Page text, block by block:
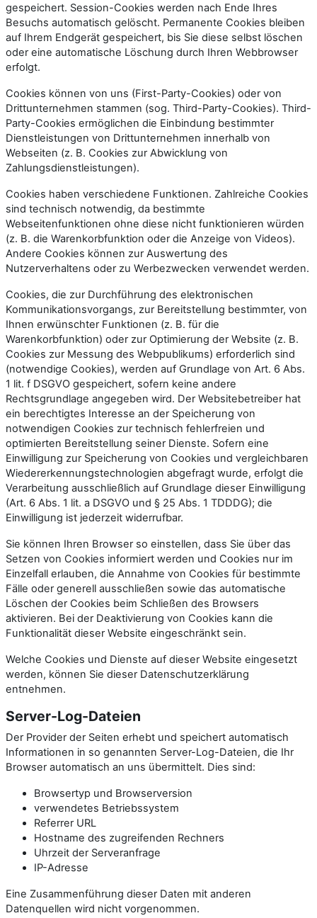
gespeichert. Session-Cookies werden nach Ende Ihres
Besuchs automatisch gelöscht. Permanente Cookies bleiben
auf Ihrem Endgerät gespeichert, bis Sie diese selbst löschen
oder eine automatische Löschung durch Ihren Webbrowser
erfolgt.
Cookies können von uns (First-Party-Cookies) oder von
Drittunternehmen stammen (sog. Third-Party-Cookies). Third-
Party-Cookies ermöglichen die Einbindung bestimmter
Dienstleistungen von Drittunternehmen innerhalb von
Webseiten (z. B. Cookies zur Abwicklung von
Zahlungsdienstleistungen).
Cookies haben verschiedene Funktionen. Zahlreiche Cookies
sind technisch notwendig, da bestimmte
Webseitenfunktionen ohne diese nicht funktionieren würden
(z. B. die Warenkorbfunktion oder die Anzeige von Videos).
Andere Cookies können zur Auswertung des
Nutzerverhaltens oder zu Werbezwecken verwendet werden.
Cookies, die zur Durchführung des elektronischen
Kommunikationsvorgangs, zur Bereitstellung bestimmter, von
Ihnen erwünschter Funktionen (z. B. für die
Warenkorbfunktion) oder zur Optimierung der Website (z. B.
Cookies zur Messung des Webpublikums) erforderlich sind
(notwendige Cookies), werden auf Grundlage von Art. 6 Abs.
1 lit. f DSGVO gespeichert, sofern keine andere
Rechtsgrundlage angegeben wird. Der Websitebetreiber hat
ein berechtigtes Interesse an der Speicherung von
notwendigen Cookies zur technisch fehlerfreien und
optimierten Bereitstellung seiner Dienste. Sofern eine
Einwilligung zur Speicherung von Cookies und vergleichbaren
Wiedererkennungstechnologien abgefragt wurde, erfolgt die
Verarbeitung ausschließlich auf Grundlage dieser Einwilligung
(Art. 6 Abs. 1 lit. a DSGVO und § 25 Abs. 1 TDDDG); die
Einwilligung ist jederzeit widerrufbar.
Sie können Ihren Browser so einstellen, dass Sie über das
Setzen von Cookies informiert werden und Cookies nur im
Einzelfall erlauben, die Annahme von Cookies für bestimmte
Fälle oder generell ausschließen sowie das automatische
Löschen der Cookies beim Schließen des Browsers
aktivieren. Bei der Deaktivierung von Cookies kann die
Funktionalität dieser Website eingeschränkt sein.
Welche Cookies und Dienste auf dieser Website eingesetzt
werden, können Sie dieser Datenschutzerklärung
entnehmen.
Server-Log-Dateien
Der Provider der Seiten erhebt und speichert automatisch
Informationen in so genannten Server-Log-Dateien, die Ihr
Browser automatisch an uns übermittelt. Dies sind:
Browsertyp und Browserversion
verwendetes Betriebssystem
Referrer URL
Hostname des zugreifenden Rechners
Uhrzeit der Serveranfrage
IP-Adresse
Eine Zusammenführung dieser Daten mit anderen
Datenquellen wird nicht vorgenommen.